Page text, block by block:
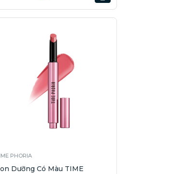
PHORIA
Dưỡng Có Màu TIME